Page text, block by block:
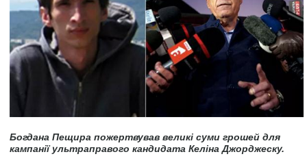
Богдана Пещира пожертвував великі суми грошей для
кампанії ультраправого кандидата Келіна Джорджеску.